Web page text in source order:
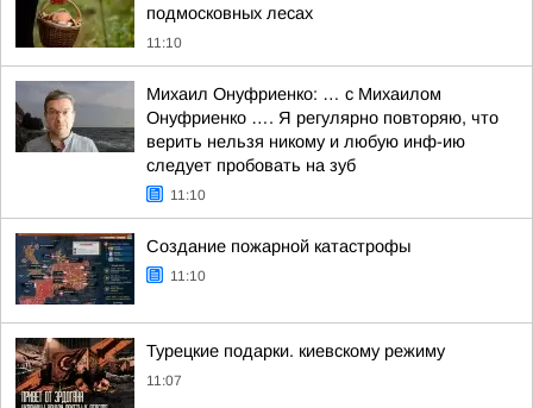
подмосковных лесах
11:10
Михаил Онуфриенко: … с Михаилом
Онуфриенко …. Я регулярно повторяю, что
верить нельзя никому и любую инф-ию
следует пробовать на зуб
11:10
Создание пожарной катастрофы
11:10
Турецкие подарки. киевскому режиму
11:07